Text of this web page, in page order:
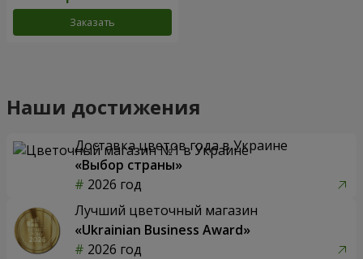
Заказать
Наши достижения
Доставка цветов года в Украине
«Выбор страны»
2026 год
Лучший цветочный магазин
«Ukrainian Business Award»
2026 год